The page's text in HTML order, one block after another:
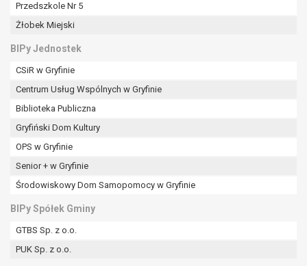
Przedszkole Nr 5
Żłobek Miejski
BIPy Jednostek
CSiR w Gryfinie
Centrum Usług Wspólnych w Gryfinie
Biblioteka Publiczna
Gryfiński Dom Kultury
OPS w Gryfinie
Senior + w Gryfinie
Środowiskowy Dom Samopomocy w Gryfinie
BIPy Spółek Gminy
GTBS Sp. z o.o.
PUK Sp. z o.o.